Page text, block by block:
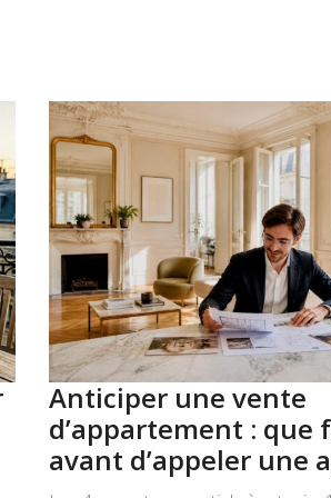
Anticiper une vente
d’appartement : que
avant d’appeler une